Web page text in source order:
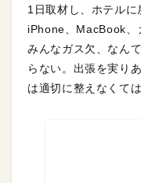
1日取材し、ホテルに
iPhone、MacBook、
みんなガス欠、なん
らない。出張を実り
は適切に整えなくては